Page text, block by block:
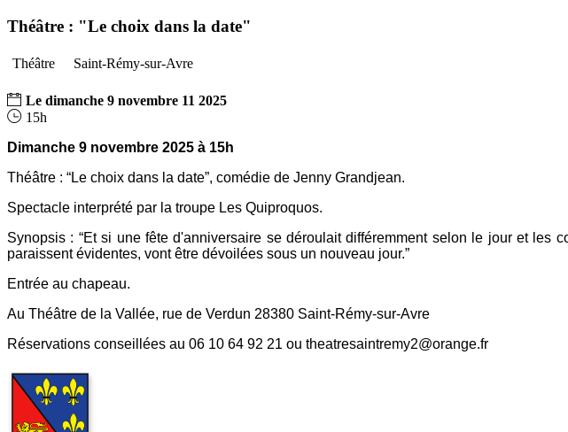
Théâtre : "Le choix dans la date"
Théâtre Saint-Rémy-sur-Avre
Le dimanche 9 novembre 11 2025
15h
Dimanche 9 novembre 2025 à 15h
Théâtre : “Le choix dans la date”, comédie de Jenny Grandjean.
Spectacle interprété par la troupe Les Quiproquos.
Synopsis : “Et si une fête d'anniversaire se déroulait différemment selon le jour et les
paraissent évidentes, vont être dévoilées sous un nouveau jour.”
Entrée au chapeau.
Au Théâtre de la Vallée, rue de Verdun 28380 Saint-Rémy-sur-Avre
Réservations conseillées au 06 10 64 92 21 ou theatresaintremy2@orange.fr